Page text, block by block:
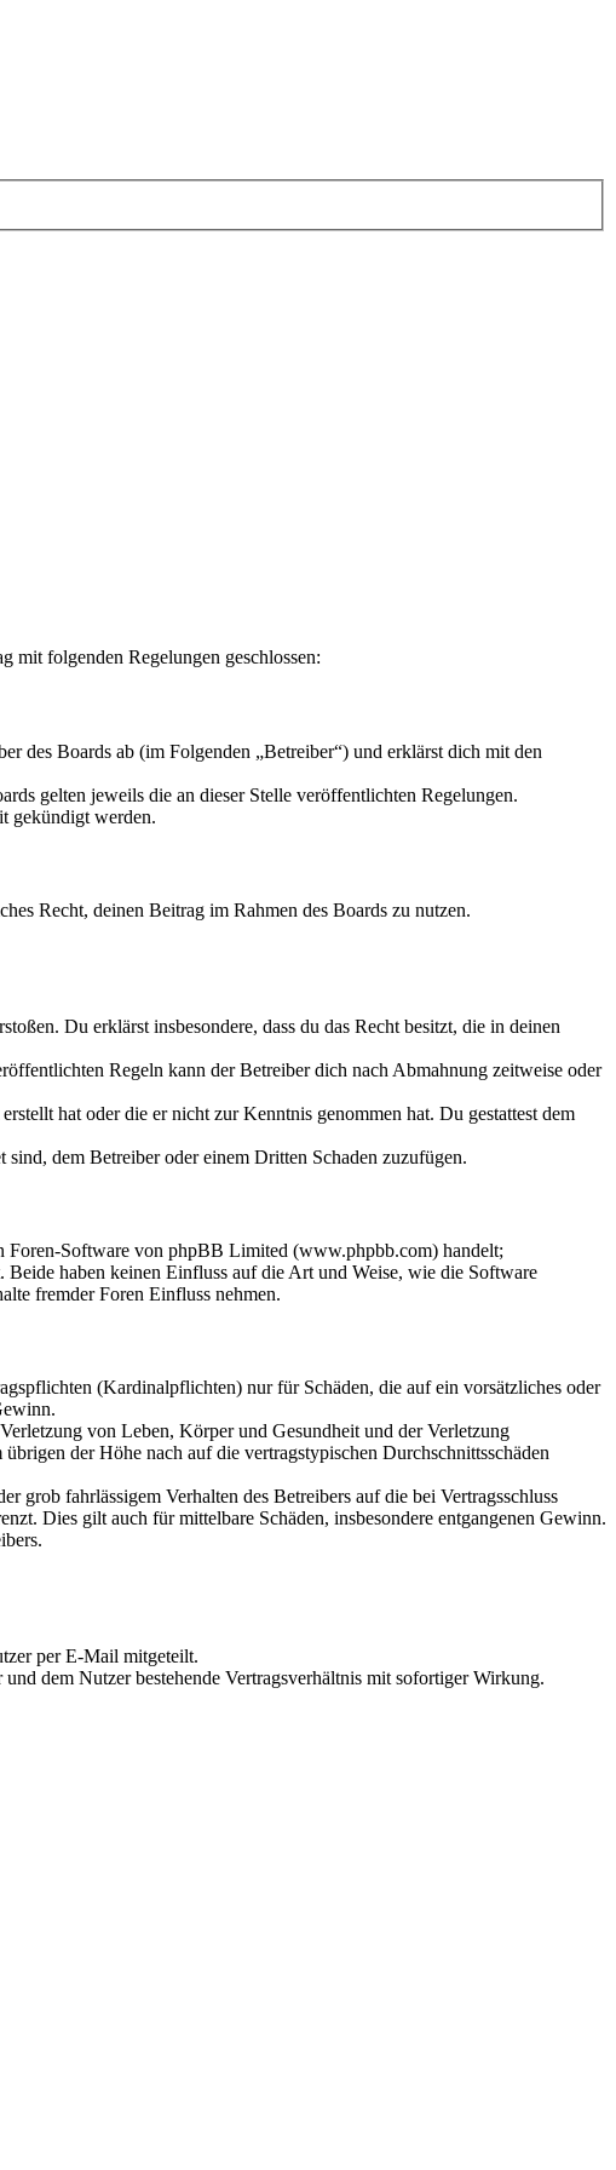
folgenden Regelungen geschlossen:
des Boards ab (im Folgenden „Betreiber“) und erklärst dich mit den
gelten jeweils die an dieser Stelle veröffentlichten Regelungen.
gekündigt werden.
Recht, deinen Beitrag im Rahmen des Boards zu nutzen.
Du erklärst insbesondere, dass du das Recht besitzt, die in deinen
Regeln kann der Betreiber dich nach Abmahnung zeitweise oder
hat oder die er nicht zur Kenntnis genommen hat. Du gestattest dem
sind, dem Betreiber oder einem Dritten Schaden zuzufügen.
Foren-Software von phpBB Limited (www.phpbb.com) handelt;
haben keinen Einfluss auf die Art und Weise, wie die Software
fremder Foren Einfluss nehmen.
(Kardinalpflichten) nur für Schäden, die auf ein vorsätzliches oder
von Leben, Körper und Gesundheit und der Verletzung
der Höhe nach auf die vertragstypischen Durchschnittsschäden
grob fahrlässigem Verhalten des Betreibers auf die bei Vertragsschluss
Dies gilt auch für mittelbare Schäden, insbesondere entgangenen Gewinn.
per E-Mail mitgeteilt.
dem Nutzer bestehende Vertragsverhältnis mit sofortiger Wirkung.